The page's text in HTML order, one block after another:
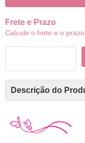
Frete e Prazo
Calcule o frete e o
Descrição do